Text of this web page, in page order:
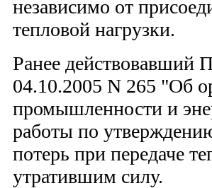
независимо от
тепловой нагрузки.
Ранее действовавший
04.10.2005 N 265 "Об
промышленности и
работы по
потерь при передаче
утратившим силу.